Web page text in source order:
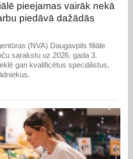
pieejamas vairāk nekā
piedāvā dažādās
(NVA) Daugavpils filiāle
sarakstu uz 2026. gada 3.
gan kvalificētus speciālistus,